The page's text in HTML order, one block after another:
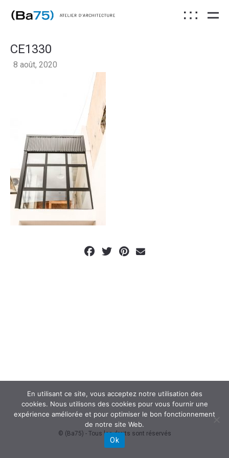
CE1330
8 août, 2020
© (Ba75) - Tous les droits sont réservés
En utilisant ce site, vous acceptez notre utilisation des
cookies. Nous utilisons des cookies pour vous fournir une
expérience améliorée et pour optimiser le bon fonctionnement
de notre site Web.
Ok